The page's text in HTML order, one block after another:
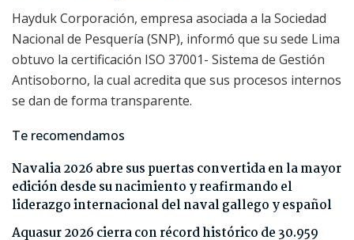
Hayduk Corporación, empresa asociada a la Sociedad
Nacional de Pesquería (SNP), informó que su sede Lima
obtuvo la certificación ISO 37001- Sistema de Gestión
Antisoborno, la cual acredita que sus procesos internos
se dan de forma transparente.
Te recomendamos
Navalia 2026 abre sus puertas convertida en la mayor
edición desde su nacimiento y reafirmando el
liderazgo internacional del naval gallego y español
Aquasur 2026 cierra con récord histórico de 30.959